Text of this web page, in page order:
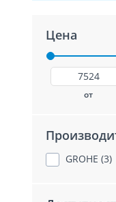
Цена
от
GROHE (3)